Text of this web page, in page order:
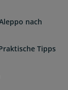
nach
Tipps